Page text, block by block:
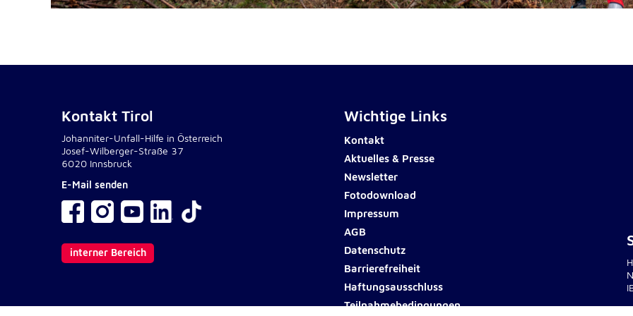
Kontakt Tirol
Johanniter-Unfall-Hilfe in Österreich
Josef-Wilberger-Straße 37
6020 Innsbruck
E-Mail senden
interner Bereich
Wichtige Links
Kontakt
Aktuelles & Presse
Newsletter
Fotodownload
Impressum
AGB
Datenschutz
Barrierefreiheit
Haftungsausschluss
Teilnahmebedingungen